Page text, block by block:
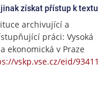
získat přístup k textu
archivující a
práci: Vysoká
ekonomická v Praze
vskp.vse.cz/eid/93411